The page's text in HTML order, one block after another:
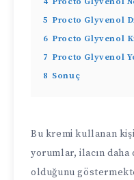
5 Procto Glyvenol
6 Procto Glyvenol
7 Procto Glyvenol
8 Sonuç
Bu kremi kullanan
yorumlar, ilacın daha
olduğunu